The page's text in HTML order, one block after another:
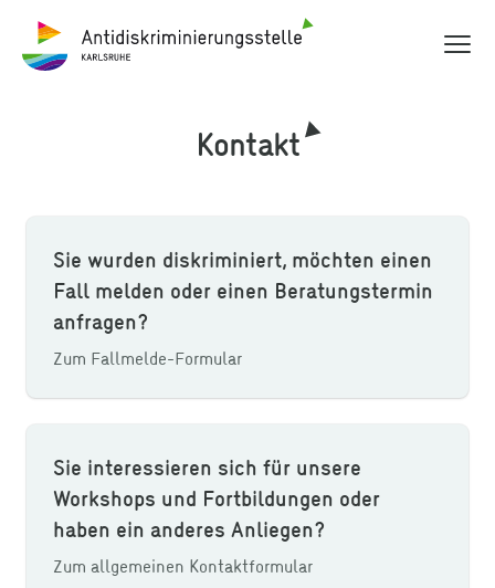
Antidiskriminierungsstelle Karlsruhe
Kontakt
Sie wurden diskriminiert, möchten einen
Fall melden oder einen Beratungstermin
anfragen?
Zum Fallmelde-Formular
Sie interessieren sich für unsere
Workshops und Fortbildungen oder
haben ein anderes Anliegen?
Zum allgemeinen Kontaktformular